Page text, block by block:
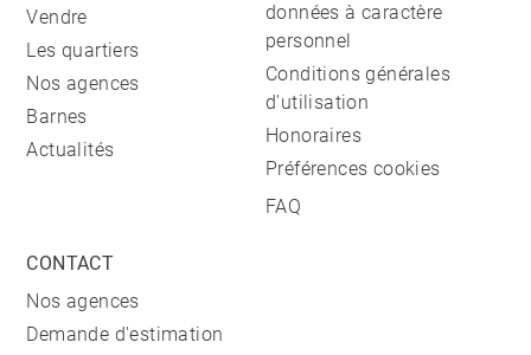
Vendre
Les quartiers
Nos agences
Barnes
Actualités
données à caractère
personnel
Conditions générales
d'utilisation
Honoraires
Préférences cookies
FAQ
CONTACT
Nos agences
Demande d'estimation